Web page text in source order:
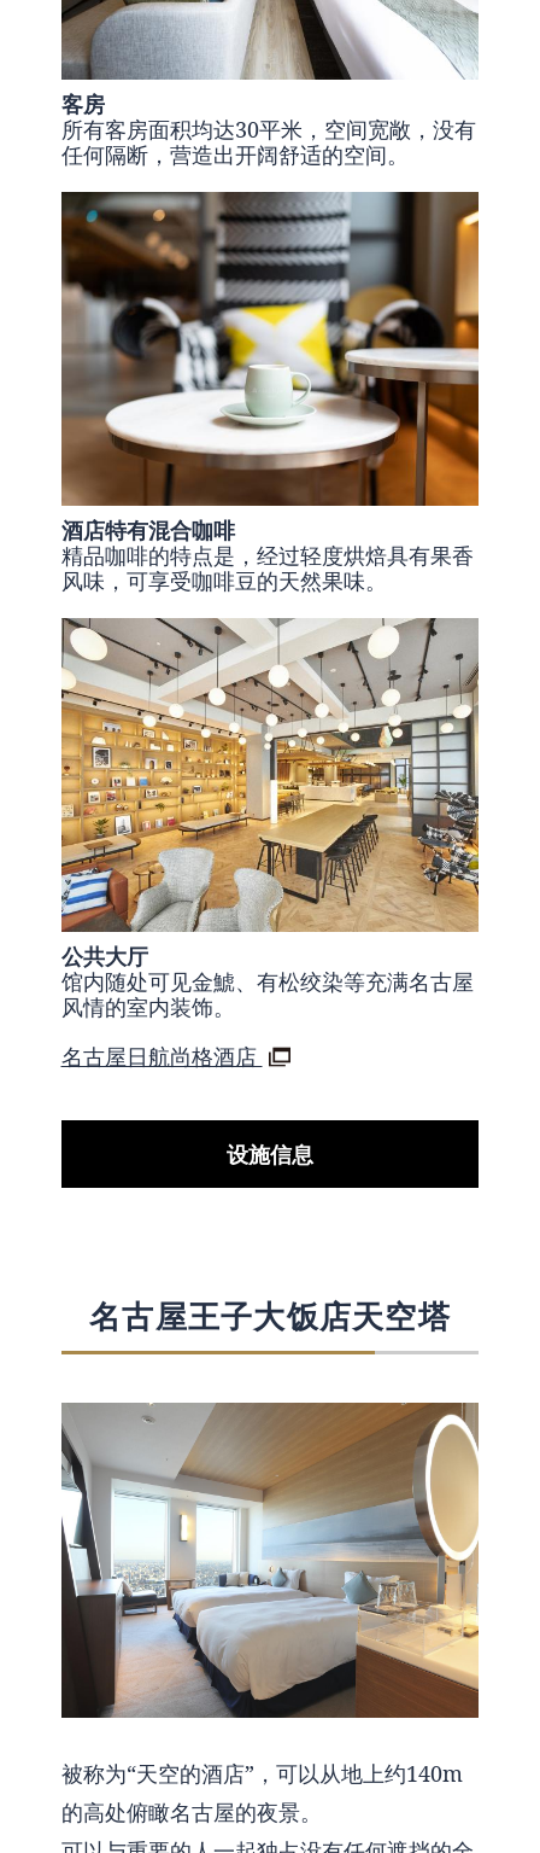
客房
所有客房面积均达30平米，空间宽敞，没有
任何隔断，营造出开阔舒适的空间。
酒店特有混合咖啡
精品咖啡的特点是，经过轻度烘焙具有果香
风味，可享受咖啡豆的天然果味。
公共大厅
馆内随处可见金鯱、有松绞染等充满名古屋
风情的室内装饰。
名古屋日航尚格酒店
设施信息
名古屋王子大饭店天空塔
被称为“天空的酒店”，可以从地上约140m
的高处俯瞰名古屋的夜景。